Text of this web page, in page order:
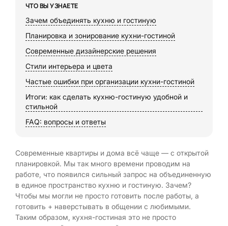
ЧТО ВЫ УЗНАЕТЕ
Зачем объединять кухню и гостиную
Планировка и зонирование кухни-гостиной
Современные дизайнерские решения
Стили интерьера и цвета
Частые ошибки при организации кухни-гостиной
Итоги: как сделать кухню-гостиную удобной и
стильной
FAQ: вопросы и ответы
Современные квартиры и дома всё чаще — с открытой
планировкой. Мы так много времени проводим на
работе, что появился сильный запрос на объединенную
в единое пространство кухню и гостиную. Зачем?
Чтобы мы могли не просто готовить после работы, а
готовить + наверстывать в общении с любимыми.
Таким образом, кухня-гостиная это не просто